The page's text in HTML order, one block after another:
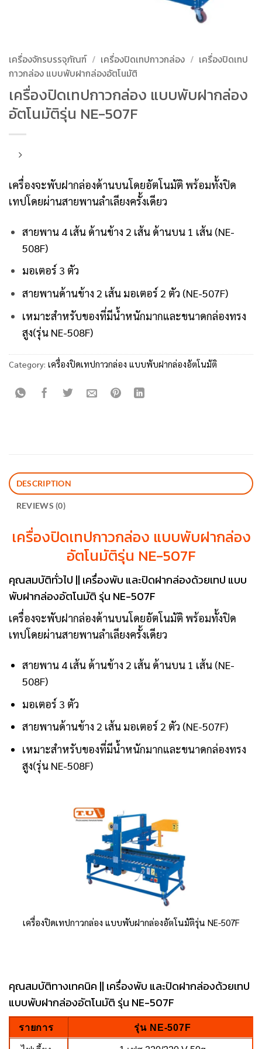
เครื่องจักรบรรจุภัณฑ์ / เครื่องปิดเทปกาวกล่อง / เครื่องปิดเทป
กาวกล่อง แบบพับฝากล่องอัตโนมัติ
เครื่องปิดเทปกาวกล่อง แบบพับฝากล่อง
อัตโนมัติรุ่น NE-507F
เครื่องจะพับฝากล่องด้านบนโดยอัตโนมัติ พร้อมทั้งปิด
เทปโดยผ่านสายพานลำเลียงครั้งเดียว
สายพาน 4 เส้น ด้านข้าง 2 เส้น ด้านบน 1 เส้น (NE-
508F)
มอเตอร์ 3 ตัว
สายพานด้านข้าง 2 เส้น มอเตอร์ 2 ตัว (NE-507F)
เหมาะสำหรับของที่มีน้ำหนักมากและขนาดกล่องทรง
สูง(รุ่น NE-508F)
Category: เครื่องปิดเทปกาวกล่อง แบบพับฝากล่องอัตโนมัติ
DESCRIPTION
REVIEWS (0)
เครื่องปิดเทปกาวกล่อง แบบพับฝากล่อง
อัตโนมัติรุ่น NE-507F
คุณสมบัติทั่วไป || เครื่องพับ และปิดฝากล่องด้วยเทป แบบ
พับฝากล่องอัตโนมัติ รุ่น NE-507F
เครื่องจะพับฝากล่องด้านบนโดยอัตโนมัติ พร้อมทั้งปิด
เทปโดยผ่านสายพานลำเลียงครั้งเดียว
สายพาน 4 เส้น ด้านข้าง 2 เส้น ด้านบน 1 เส้น (NE-
508F)
มอเตอร์ 3 ตัว
สายพานด้านข้าง 2 เส้น มอเตอร์ 2 ตัว (NE-507F)
เหมาะสำหรับของที่มีน้ำหนักมากและขนาดกล่องทรง
สูง(รุ่น NE-508F)
เครื่องปิดเทปกาวกล่อง แบบพับฝากล่องอัตโนมัติรุ่น NE-507F
คุณสมบัติทางเทคนิค || เครื่องพับ และปิดฝากล่องด้วยเทป
แบบพับฝากล่องอัตโนมัติ รุ่น NE-507F
รายการ รุ่น NE-507F